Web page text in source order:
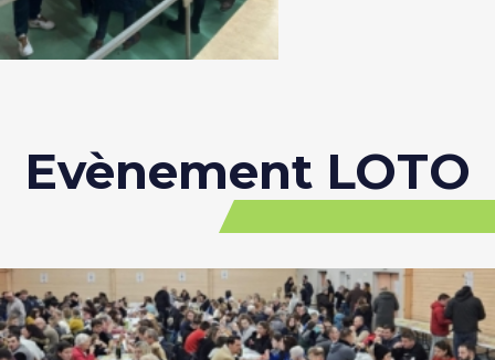
Evènement LOTO